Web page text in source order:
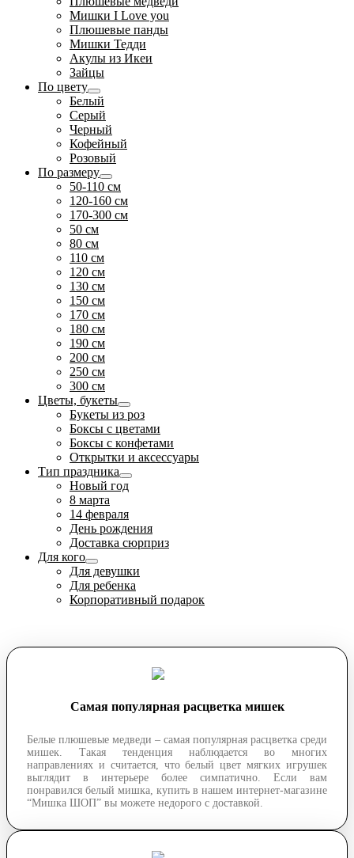
Мишки I Love you
Плюшевые панды
Мишки Тедди
Акулы из Икеи
Зайцы
По цвету
Белый
Серый
Черный
Кофейный
Розовый
По размеру
50-110 см
120-160 см
170-300 см
50 см
80 см
110 см
120 см
130 см
150 см
170 см
180 см
190 см
200 см
250 см
300 см
Цветы, букеты
Букеты из роз
Боксы с цветами
Боксы с конфетами
Открытки и аксессуары
Тип праздника
Новый год
8 марта
14 февраля
День рождения
Доставка сюрприз
Для кого
Для девушки
Для ребенка
Корпоративный подарок
Самая популярная расцветка мишек
Белые плюшевые медведи – самая популярная расцветка среди
мишек. Такая тенденция наблюдается во многих
направлениях и считается, что белый цвет мягких игрушек
выглядит в интерьере более симпатично. Если вам
понравился белый мишка, купить в нашем интернет-магазине
“Мишка ШОП” вы можете недорого с доставкой.